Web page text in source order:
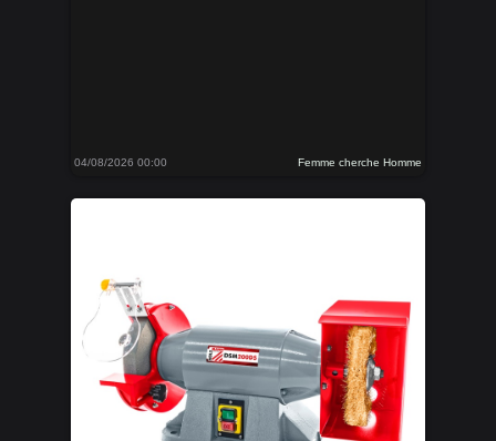
04/08/2026 00:00 Femme cherche Homme